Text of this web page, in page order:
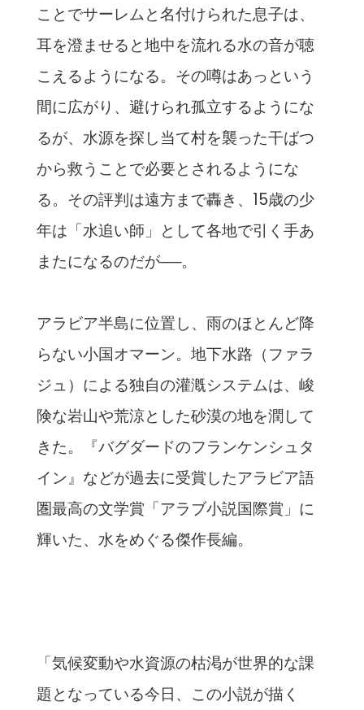
ことでサーレムと名付けられた息子は、
耳を澄ませると地中を流れる水の音が聴
こえるようになる。その噂はあっという
間に広がり、避けられ孤立するようにな
るが、 水源を探し当て村を襲った干ばつ
から救うことで必要とされるよう にな
る。その評判は遠方まで轟き、15歳の少
年は「水追い師」 として各地で引く手あ
またになるのだが──。
アラビア半島に位置し、雨のほとんど降
らない小国オマーン。地下水路（ファラ
ジュ）による独自の灌漑システムは、峻
険な岩山や荒涼とした砂漠の地を潤して
きた。『バグダードのフランケンシュタ
イン』などが過去に受賞したアラビア語
圏最高の文学賞「アラブ小説国際賞」に
輝いた、水をめぐる傑作長編。
「気候変動や水資源の枯渇が世界的な課
題となっている今日、 この小説が描く